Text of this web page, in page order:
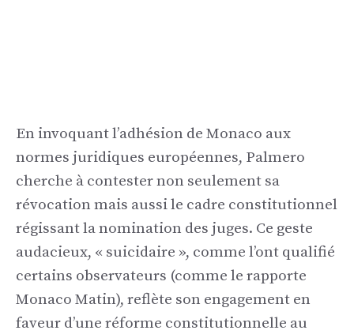
En invoquant l’adhésion de Monaco aux
normes juridiques européennes, Palmero
cherche à contester non seulement sa
révocation mais aussi le cadre constitutionnel
régissant la nomination des juges. Ce geste
audacieux, « suicidaire », comme l’ont qualifié
certains observateurs (comme le rapporte
Monaco Matin), reflète son engagement en
faveur d’une réforme constitutionnelle au